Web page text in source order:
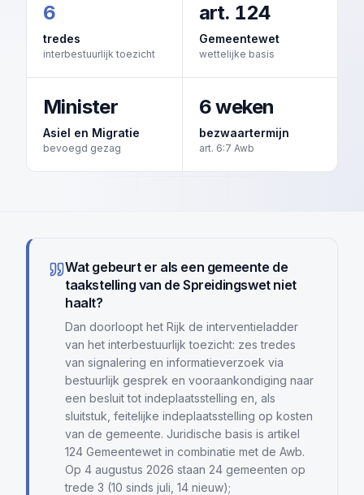
Intrekkingen (art. 32 Vw)
Eerwraak
6
tredes
interbestuurlijk toezicht
art. 124
Gemeentewet
wettelijke basis
Minister
Asiel en Migratie
bevoegd gezag
6 weken
bezwaartermijn
art. 6:7 Awb
Wat gebeurt er als een gemeente de
taakstelling van de Spreidingswet niet
haalt?
Dan doorloopt het Rijk de interventieladder
van het interbestuurlijk toezicht: zes tredes
van signalering en informatieverzoek via
bestuurlijk gesprek en vooraankondiging naar
een besluit tot indeplaatsstelling en, als
sluitstuk, feitelijke indeplaatsstelling op kosten
van de gemeente. Juridische basis is artikel
124 Gemeentewet in combinatie met de Awb.
Op 4 augustus 2026 staan 24 gemeenten op
trede 3 (10 sinds juli, 14 nieuw);